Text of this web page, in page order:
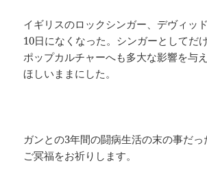
イギリスのロックシンガー、デヴィッ
10日になくなった。シンガーとしてだ
ポップカルチャーへも多大な影響を与
ほしいままにした。
ガンとの3年間の闘病生活の末の事だっ
ご冥福をお祈りします。